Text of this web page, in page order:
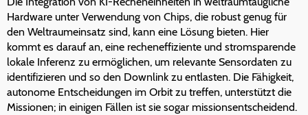
Hardware unter Verwendung von Chips, die robust genug für
den Weltraumeinsatz sind, kann eine Lösung bieten. Hier
kommt es darauf an, eine recheneffiziente und stromsparende
lokale Inferenz zu ermöglichen, um relevante Sensordaten zu
identifizieren und so den Downlink zu entlasten. Die Fähigkeit,
autonome Entscheidungen im Orbit zu treffen, unterstützt die
Missionen; in einigen Fällen ist sie sogar missionsentscheidend.